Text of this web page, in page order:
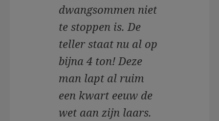
dwangsommen niet
te stoppen is. De
teller staat nu al op
bijna 4 ton! Deze
man lapt al ruim
een kwart eeuw de
wet aan zijn laars.